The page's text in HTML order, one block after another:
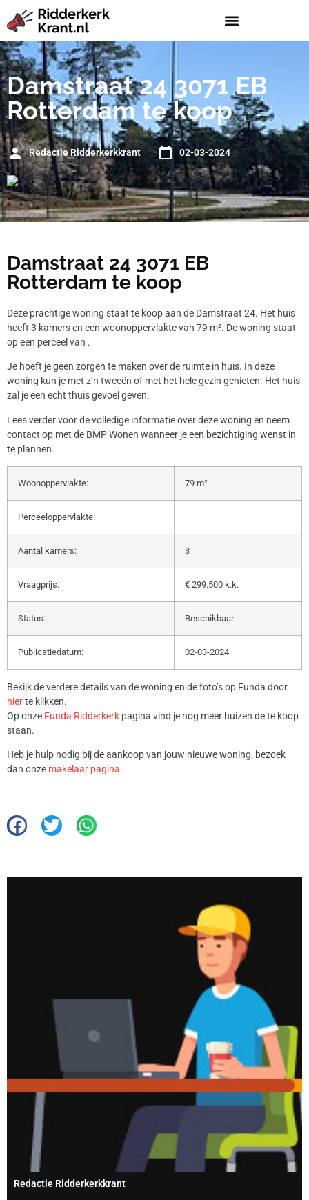
Damstraat 24 3071 EB
Rotterdam te koop
Redactie Ridderkerkkrant 02-03-2024
Damstraat 24 3071 EB
Rotterdam te koop
Deze prachtige woning staat te koop aan de Damstraat 24. Het huis
heeft 3 kamers en een woonoppervlakte van 79 m². De woning staat
op een perceel van .
Je hoeft je geen zorgen te maken over de ruimte in huis. In deze
woning kun je met z’n tweeën of met het hele gezin genieten. Het huis
zal je een echt thuis gevoel geven.
Lees verder voor de volledige informatie over deze woning en neem
contact op met de BMP Wonen wanneer je een bezichtiging wenst in
te plannen.
Woonoppervlakte: 79 m²
Perceeloppervlakte:
Aantal kamers: 3
Vraagprijs: € 299.500 k.k.
Status: Beschikbaar
Publicatiedatum: 02-03-2024
Bekijk de verdere details van de woning en de foto’s op Funda door
hierte klikken.
Op onze Funda Ridderkerk pagina vind je nog meer huizen de te koop
staan.
Heb je hulp nodig bij de aankoop van jouw nieuwe woning, bezoek
dan onze makelaar pagina.
Redactie Ridderkerkkrant